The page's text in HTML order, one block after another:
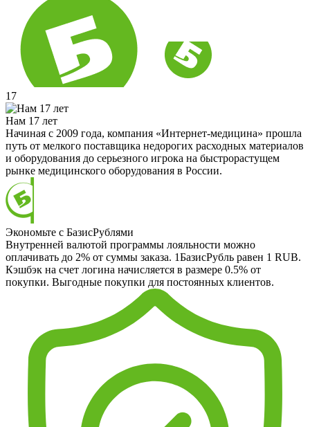
17
Нам 17 лет
Начиная с 2009 года, компания «Интернет-медицина» прошла
путь от мелкого поставщика недорогих расходных материалов
и оборудования до серьезного игрока на быстрорастущем
рынке медицинского оборудования в России.
Экономьте с БазисРублями
Внутренней валютой программы лояльности можно
оплачивать до 2% от суммы заказа. 1БазисРубль равен 1 RUB.
Кэшбэк на счет логина начисляется в размере 0.5% от
покупки. Выгодные покупки для постоянных клиентов.